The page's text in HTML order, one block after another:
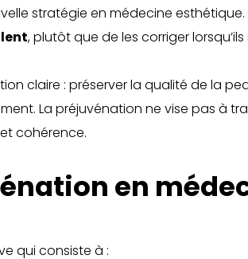
stratégie en médecine esthétique.
, plutôt que de les corriger
claire : préserver la qualité de la
La préjuvénation ne vise pas à
cohérence.
en
qui consiste à :